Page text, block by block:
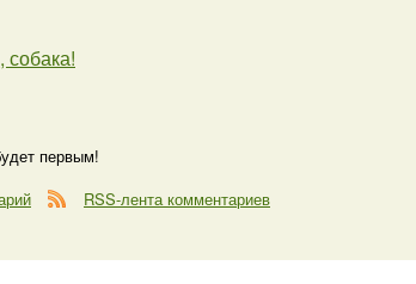
собака!
первым!
RSS-лента комментариев